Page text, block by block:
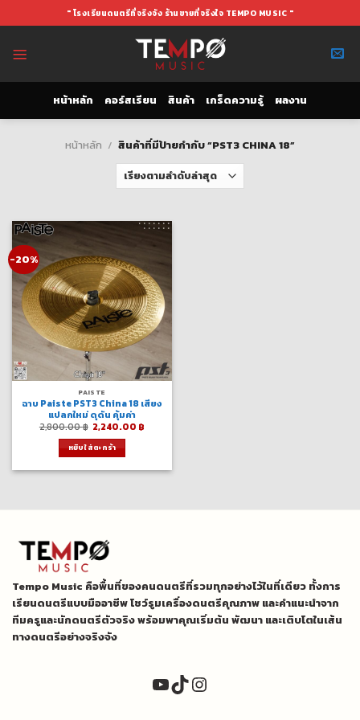
to
" โรงเรียนดนตรีที่จริงจัง ร้านขายที่จริงใจ TEMPO MUSIC "
หน้าหลัก คอร์สเรียน สินค้า เกร็ดความรู้ ผลงาน
หน้าหลัก / สินค้าที่มีป้ายกำกับ “PST3 CHINA 18”
-20%
PAISTE
ฉาบ Paiste PST3 China 18 เสียง
แปลกใหม่ ดุดัน คุ้มค่า
2,800.00฿ Original
price
was:
2,800.00 ฿.
2,240.00 ฿
หยิบใส่ตะกร้า
Tempo Music คือพื้นที่ของคนดนตรีที่รวมทุกอย่างไว้ในที่เดียว ทั้งการ
เรียนดนตรีแบบมืออาชีพ โชว์รูมเครื่องดนตรีคุณภาพ และคำแนะนำจาก
ทีมครูและนักดนตรีตัวจริง พร้อมพาคุณเริ่มต้น พัฒนา และเติบโตในเส้น
ทางดนตรีอย่างจริงจัง
YouTube
TikTok
Instagram